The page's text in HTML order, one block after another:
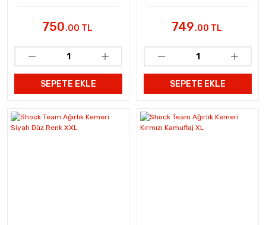
750.00 TL
SEPETE EKLE
749.00 TL
SEPETE EKLE